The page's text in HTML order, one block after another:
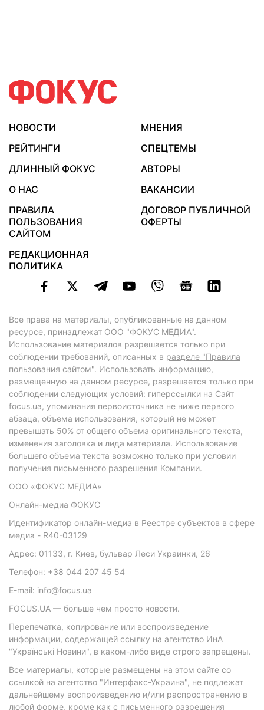
НОВОСТИ
МНЕНИЯ
РЕЙТИНГИ
СПЕЦТЕМЫ
ДЛИННЫЙ ФОКУС
АВТОРЫ
О НАС
ВАКАНСИИ
ПРАВИЛА
ПОЛЬЗОВАНИЯ
САЙТОМ
ДОГОВОР ПУБЛИЧНОЙ
ОФЕРТЫ
РЕДАКЦИОННАЯ
ПОЛИТИКА
Все права на материалы, опубликованные на данном
ресурсе, принадлежат ООО "ФОКУС МЕДИА".
Использование материалов разрешается только при
соблюдении требований, описанных в разделе "Правила
пользования сайтом". Использовать информацию,
размещенную на данном ресурсе, разрешается только при
соблюдении следующих условий: гиперссылки на Сайт
focus.ua, упоминания первоисточника не ниже первого
абзаца, объема использования, который не может
превышать 50% от общего объема оригинального текста,
изменения заголовка и лида материала. Использование
большего объема текста возможно только при условии
получения письменного разрешения Компании.
ООО «ФОКУС МЕДИА»
Онлайн-медиа ФОКУС
Идентификатор онлайн-медиа в Реестре субъектов в сфере
медиа - R40-03129
Адрес: 01133, г. Киев, бульвар Леси Украинки, 26
Телефон: +38 044 207 45 54
E-mail: info@focus.ua
FOCUS.UA — больше чем просто новости.
Перепечатка, копирование или воспроизведение
информации, содержащей ссылку на агентство ИнА
"Українські Новини", в каком-либо виде строго запрещены.
Все материалы, которые размещены на этом сайте со
ссылкой на агентство "Интерфакс-Украина", не подлежат
дальнейшему воспроизведению и/или распространению в
любой форме, кроме как с письменного разрешения